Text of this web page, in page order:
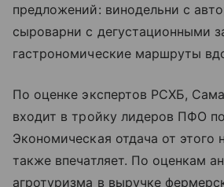
предложений: винодельни с
сыроварни с дегустационными
гастрономические маршруты
По оценке экспертов РСХБ,
входит в тройку лидеров ПФО
Экономическая отдача от этого
также впечатляет. По оценкам
агротуризма в выручке